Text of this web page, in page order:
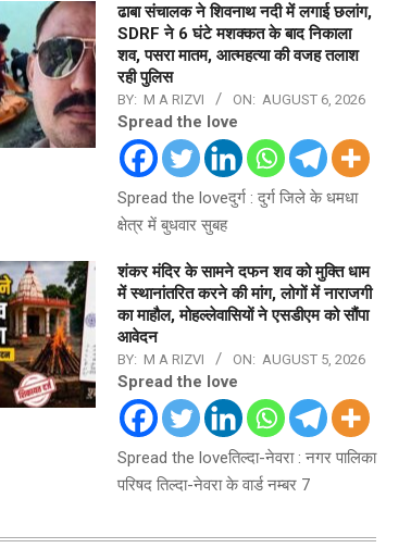
ढाबा संचालक ने शिवनाथ नदी में लगाई छलांग,
SDRF ने 6 घंटे मशक्कत के बाद निकाला
शव, पसरा मातम, आत्महत्या की वजह तलाश
रही पुलिस
BY: M A RIZVI ON: AUGUST 6, 2026
Spread the love
Spread the loveदुर्ग : दुर्ग जिले के धमधा
क्षेत्र में बुधवार सुबह
शंकर मंदिर के सामने दफन शव को मुक्ति धाम
में स्थानांतरित करने की मांग, लोगों में नाराजगी
का माहौल, मोहल्लेवासियों ने एसडीएम को सौंपा
आवेदन
BY: M A RIZVI ON: AUGUST 5, 2026
Spread the love
Spread the loveतिल्दा-नेवरा : नगर पालिका
परिषद तिल्दा-नेवरा के वार्ड नम्बर 7